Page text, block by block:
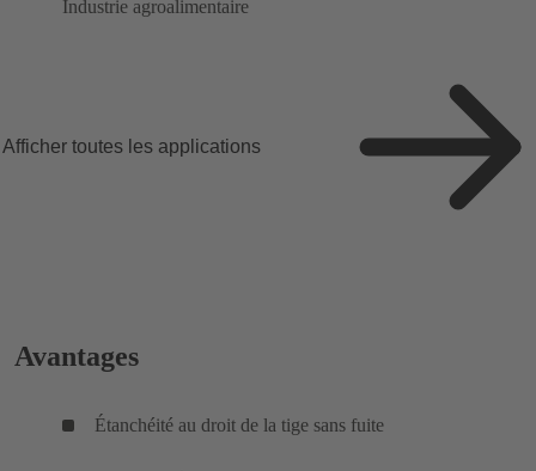
Industrie agroalimentaire
Afficher toutes les applications
Avantages
Étanchéité au droit de la tige sans fuite